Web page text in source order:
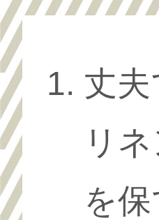
丈
リ
を